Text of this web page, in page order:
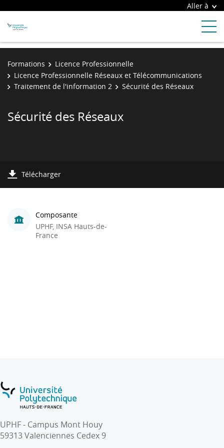
Aller à
Formations
Licence Professionnelle
Licence Professionnelle Réseaux et Télécommunications
Traitement de l'information 2
Sécurité des Réseaux
Sécurité des Réseaux
Télécharger
Composante
UPHF, INSA Hauts-de-
France
UPHF - Campus Mont Houy
59313 Valenciennes Cedex 9